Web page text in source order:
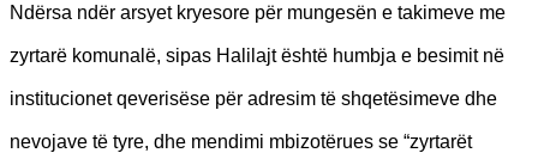
Ndërsa ndër arsyet kryesore për mungesën e takimeve me
zyrtarë komunalë, sipas Halilajt është humbja e besimit në
institucionet qeverisëse për adresim të shqetësimeve dhe
nevojave të tyre, dhe mendimi mbizotërues se “zyrtarët